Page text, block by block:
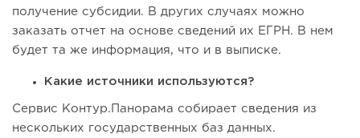
получение субсидии. В других случаях можно
заказать отчет на основе сведений их ЕГРН. В нем
будет та же информация, что и в выписке.
Какие источники используются?
Сервис Контур.Панорама собирает сведения из
нескольких государственных баз данных.